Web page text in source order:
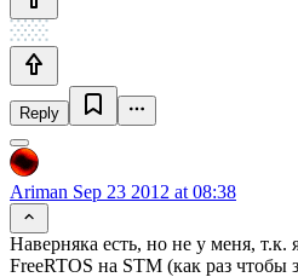
Reply
Ariman Sep 23 2012 at 08:38
Наверняка есть, но не у меня, т.к.
FreeRTOS на STM (как раз чтобы